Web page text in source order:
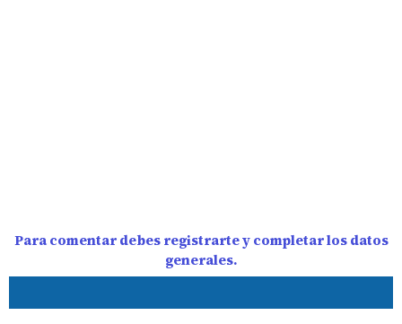
Para comentar debes registrarte y completar los datos
generales.